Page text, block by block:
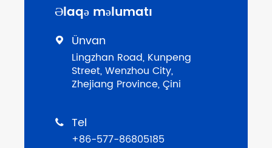
Əlaqə məlumatı
 Ünvan
Lingzhan Road, Kunpeng
Street, Wenzhou City,
Zhejiang Province, Çini
 Tel
+86-577-86805185